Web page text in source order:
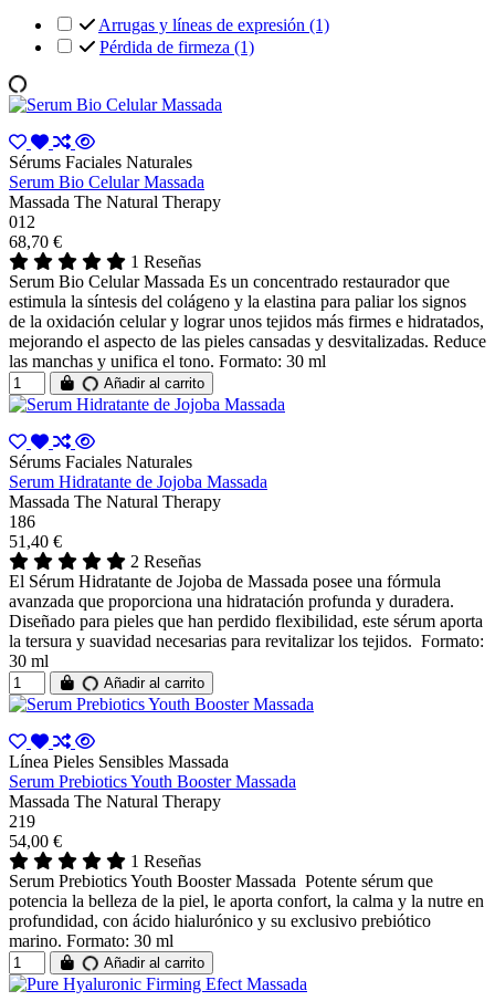
Arrugas y líneas de expresión (1)
Pérdida de firmeza (1)
Sérums Faciales Naturales
Serum Bio Celular Massada
Massada The Natural Therapy
012
68,70 €
1 Reseñas
Serum Bio Celular Massada Es un concentrado restaurador que
estimula la síntesis del colágeno y la elastina para paliar los signos
de la oxidación celular y lograr unos tejidos más firmes e hidratados,
mejorando el aspecto de las pieles cansadas y desvitalizadas. Reduce
las manchas y unifica el tono. Formato: 30 ml
Añadir al carrito
Sérums Faciales Naturales
Serum Hidratante de Jojoba Massada
Massada The Natural Therapy
186
51,40 €
2 Reseñas
El Sérum Hidratante de Jojoba de Massada posee una fórmula
avanzada que proporciona una hidratación profunda y duradera.
Diseñado para pieles que han perdido flexibilidad, este sérum aporta
la tersura y suavidad necesarias para revitalizar los tejidos. Formato:
30 ml
Añadir al carrito
Línea Pieles Sensibles Massada
Serum Prebiotics Youth Booster Massada
Massada The Natural Therapy
219
54,00 €
1 Reseñas
Serum Prebiotics Youth Booster Massada Potente sérum que
potencia la belleza de la piel, le aporta confort, la calma y la nutre en
profundidad, con ácido hialurónico y su exclusivo prebiótico
marino. Formato: 30 ml
Añadir al carrito